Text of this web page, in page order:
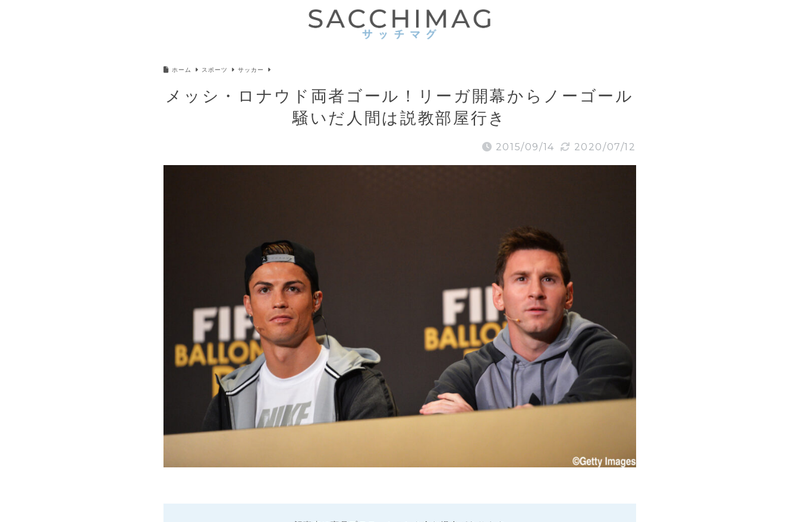
ホーム スポーツ サッカー
メッシ・ロナウド両者ゴール！リーガ開幕からノーゴール
騒いだ人間は説教部屋行き
2015/09/14 2020/07/12